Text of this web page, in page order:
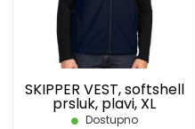
SKIPPER VEST, softshell
prsluk, plavi, XL
Dostupno